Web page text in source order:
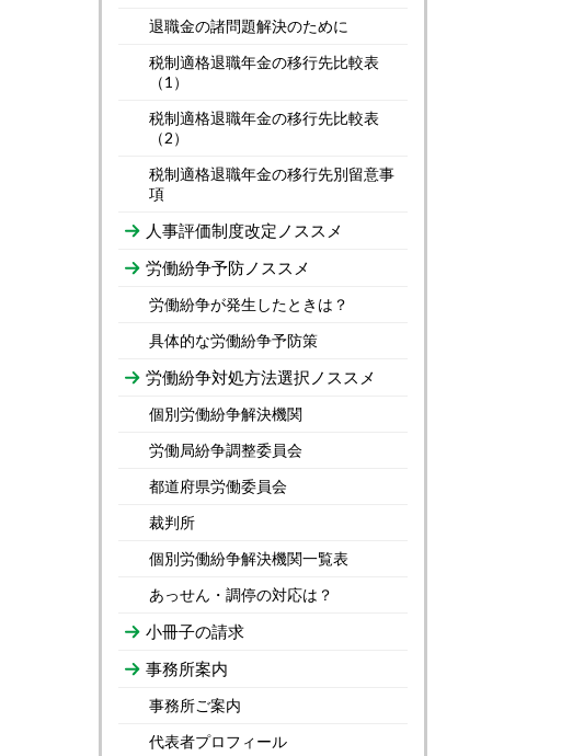
退職金の諸問題解決のために
税制適格退職年金の移行先比較表
（1）
税制適格退職年金の移行先比較表
（2）
税制適格退職年金の移行先別留意事
項
人事評価制度改定ノススメ
労働紛争予防ノススメ
労働紛争が発生したときは？
具体的な労働紛争予防策
労働紛争対処方法選択ノススメ
個別労働紛争解決機関
労働局紛争調整委員会
都道府県労働委員会
裁判所
個別労働紛争解決機関一覧表
あっせん・調停の対応は？
小冊子の請求
事務所案内
事務所ご案内
代表者プロフィール